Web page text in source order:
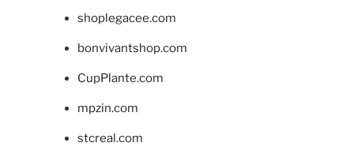
shoplegacee.com
bonvivantshop.com
CupPlante.com
mpzin.com
stcreal.com